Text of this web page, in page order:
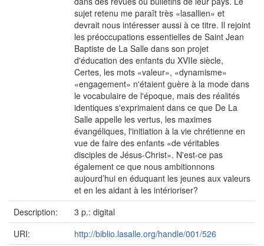
sujet retenu me paraît très «lasallien» et
devrait nous intéresser aussi à ce titre. Il rejoint
les préoccupations essentielles de Saint Jean
Baptiste de La Salle dans son projet
d'éducation des enfants du XVIIe siècle,
Certes, les mots «valeur», «dynamisme»
«engagement» n'étaient guère à la mode dans
le vocabulaire de l'époque, mais des réalités
identiques s'exprimaient dans ce que De La
Salle appelle les vertus, les maximes
évangéliques, l'initiation à la vie chrétienne en
vue de faire des enfants «de véritables
disciples de Jésus-Christ». N'est-ce pas
également ce que nous ambitionnons
aujourd’hui en éduquant les jeunes aux valeurs
et en les aidant à les intérioriser?
Description:
3 p.: digital
URI:
http://biblio.lasalle.org/handle/001/526